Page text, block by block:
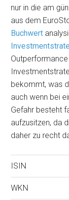
nur in die am
aus dem
Buchwert
bekommt, was
auch wenn bei
Gefahr besteht
aufzusitzen, da
daher zu recht
ISIN
WKN